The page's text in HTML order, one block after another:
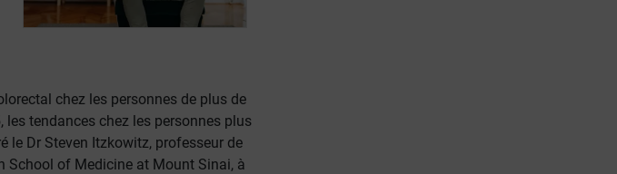
chez les personnes de plus de
tendances chez les personnes plus
le Dr Steven Itzkowitz, professeur de
School of Medicine at Mount Sinai, à